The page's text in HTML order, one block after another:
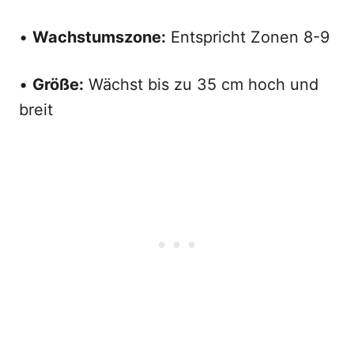
• Wachstumszone: Entspricht Zonen 8-9
• Größe: Wächst bis zu 35 cm hoch und
breit